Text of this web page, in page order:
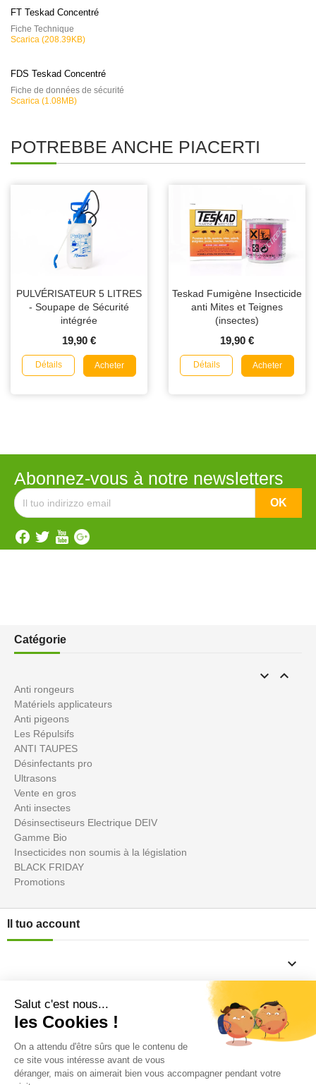
FT Teskad Concentré
Fiche Technique
Scarica (208.39KB)
FDS Teskad Concentré
Fiche de données de sécurité
Scarica (1.08MB)
POTREBBE ANCHE PIACERTI
PULVÉRISATEUR 5 LITRES
- Soupape de Sécurité
intégrée
19,90 €
Détails Acheter
Teskad Fumigène Insecticide
anti Mites et Teignes
(insectes)
19,90 €
Détails Acheter
Abonnez-vous à notre newsletters
Catégorie
 
Anti rongeurs
Matériels applicateurs
Anti pigeons
Les Répulsifs
ANTI TAUPES
Désinfectants pro
Ultrasons
Vente en gros
Anti insectes
Désinsectiseurs Electrique DEIV
Gamme Bio
Insecticides non soumis à la législation
BLACK FRIDAY
Promotions
Il tuo account

Informations

Fiches conseils